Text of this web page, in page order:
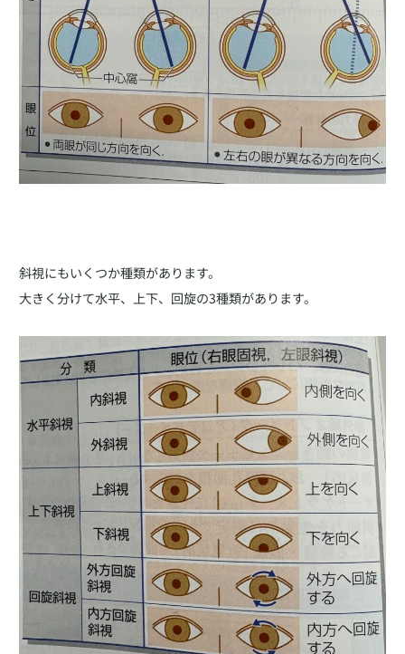
斜視にもいくつか種類があります。
大きく分けて水平、上下、回旋の3種類があります。